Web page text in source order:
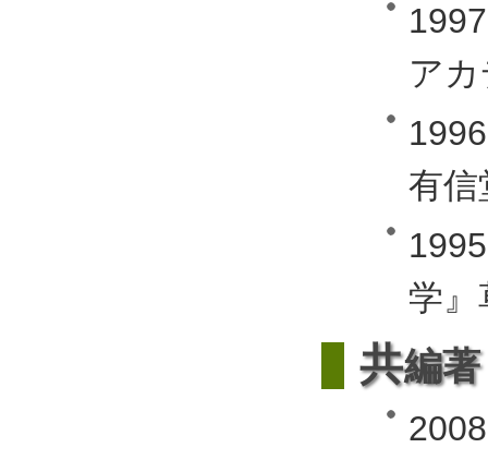
ア
有信
学』
共編著